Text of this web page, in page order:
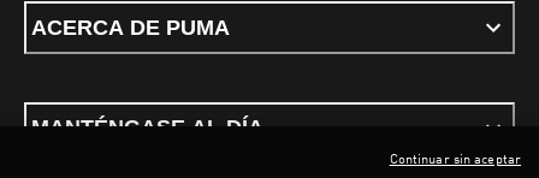
ACERCA DE PUMA
MANTÉNGASE AL DÍA
Continuar sin aceptar